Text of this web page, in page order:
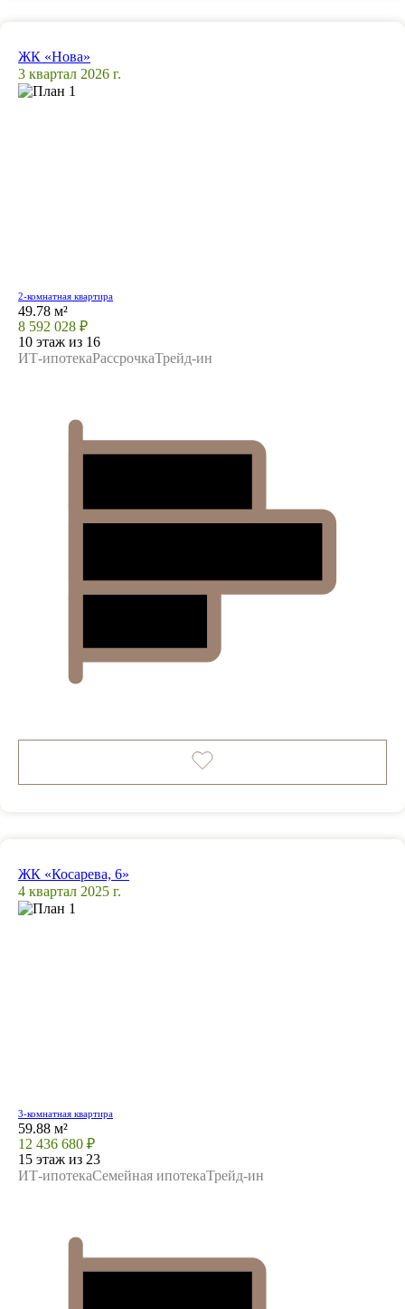
ЖК «Нова»
3 квартал 2026 г.
2-комнатная квартира
49.78 м²
8 592 028 ₽
10 этаж из 16
ИТ-ипотекаРассрочкаТрейд-ин
ЖК «Косарева, 6»
4 квартал 2025 г.
3-комнатная квартира
59.88 м²
12 436 680 ₽
15 этаж из 23
ИТ-ипотекаСемейная ипотекаТрейд-ин